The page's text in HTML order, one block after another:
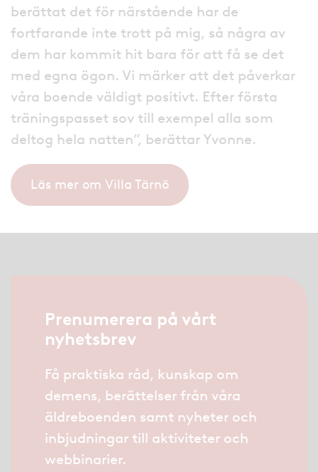
berättat det för närstående har de
fortfarande inte trott på mig, så några av
dem har kommit hit bara för att få se det
med egna ögon. Vi märker att det påverkar
våra boende väldigt positivt. Efter första
träningspasset sov till exempel alla som
deltog hela natten”, berättar Yvonne.
Läs mer om Villa Tärnö
Prenumerera på vårt
nyhetsbrev
Få praktiska råd, kunskap om
demens, berättelser från våra
äldreboenden samt nyheter och
inbjudningar till aktiviteter och
webbinarier.